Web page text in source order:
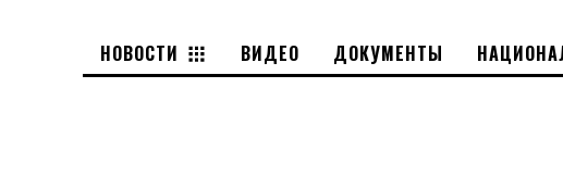
НОВОСТИ ВИДЕО ДОКУМЕНТЫ